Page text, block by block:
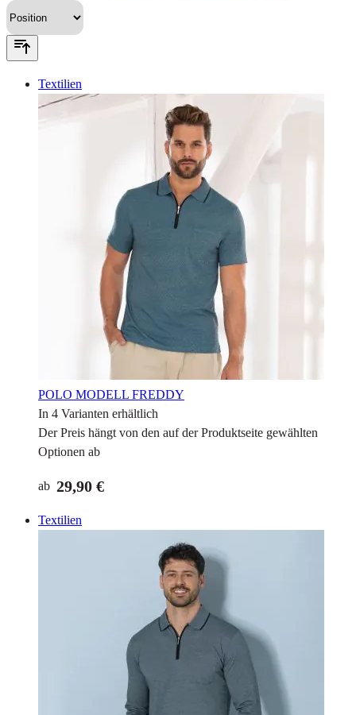
Textilien
POLO MODELL FREDDY
In 4 Varianten erhältlich
Der Preis hängt von den auf der Produktseite gewählten
Optionen ab
ab 29,90 €
Textilien